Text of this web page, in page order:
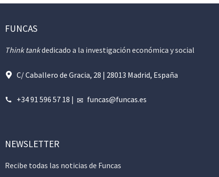
FUNCAS
Think tankdedicado a la investigación económica y social
C/ Caballero de Gracia, 28 | 28013 Madrid, España
+34 91 596 57 18 | funcas@funcas.es
NEWSLETTER
Recibe todas las noticias de Funcas